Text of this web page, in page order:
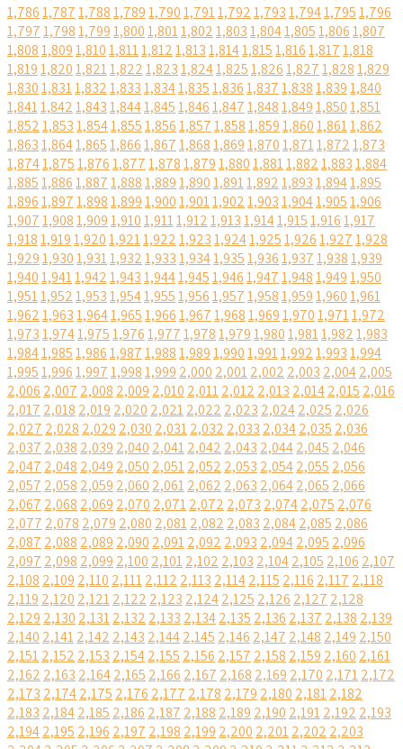
1,7861,7871,7881,7891,7901,7911,7921,7931,7941,7951,796
1,7971,7981,7991,8001,8011,8021,8031,8041,8051,8061,807
1,8081,8091,8101,8111,8121,8131,8141,8151,8161,8171,818
1,8191,8201,8211,8221,8231,8241,8251,8261,8271,8281,829
1,8301,8311,8321,8331,8341,8351,8361,8371,8381,8391,840
1,8411,8421,8431,8441,8451,8461,8471,8481,8491,8501,851
1,8521,8531,8541,8551,8561,8571,8581,8591,8601,8611,862
1,8631,8641,8651,8661,8671,8681,8691,8701,8711,8721,873
1,8741,8751,8761,8771,8781,8791,8801,8811,8821,8831,884
1,8851,8861,8871,8881,8891,8901,8911,8921,8931,8941,895
1,8961,8971,8981,8991,9001,9011,9021,9031,9041,9051,906
1,9071,9081,9091,9101,9111,9121,9131,9141,9151,9161,917
1,9181,9191,9201,9211,9221,9231,9241,9251,9261,9271,928
1,9291,9301,9311,9321,9331,9341,9351,9361,9371,9381,939
1,9401,9411,9421,9431,9441,9451,9461,9471,9481,9491,950
1,9511,9521,9531,9541,9551,9561,9571,9581,9591,9601,961
1,9621,9631,9641,9651,9661,9671,9681,9691,9701,9711,972
1,9731,9741,9751,9761,9771,9781,9791,9801,9811,9821,983
1,9841,9851,9861,9871,9881,9891,9901,9911,9921,9931,994
1,9951,9961,9971,9981,999 2,000 2,0012,002 2,003 2,0042,005
2,006 2,007 2,008 2,009 2,010 2,0112,012 2,013 2,0142,015 2,016
2,017 2,018 2,019 2,020 2,0212,022 2,023 2,0242,025 2,026
2,027 2,028 2,029 2,030 2,0312,032 2,033 2,0342,035 2,036
2,037 2,038 2,039 2,040 2,0412,042 2,043 2,0442,045 2,046
2,047 2,048 2,049 2,050 2,0512,052 2,053 2,0542,055 2,056
2,057 2,058 2,059 2,060 2,0612,062 2,063 2,0642,065 2,066
2,067 2,068 2,069 2,070 2,0712,072 2,073 2,0742,075 2,076
2,077 2,078 2,079 2,080 2,0812,082 2,083 2,0842,085 2,086
2,087 2,088 2,089 2,090 2,0912,092 2,093 2,0942,095 2,096
2,097 2,098 2,099 2,100 2,1012,102 2,103 2,1042,105 2,106 2,107
2,108 2,109 2,110 2,1112,112 2,113 2,1142,115 2,116 2,117 2,118
2,119 2,120 2,1212,122 2,123 2,1242,125 2,126 2,127 2,128
2,129 2,130 2,1312,132 2,133 2,1342,135 2,136 2,137 2,138 2,139
2,140 2,1412,142 2,143 2,1442,145 2,146 2,147 2,148 2,149 2,150
2,1512,152 2,153 2,1542,155 2,156 2,157 2,158 2,159 2,160 2,161
2,162 2,163 2,1642,165 2,166 2,167 2,168 2,169 2,170 2,1712,172
2,173 2,1742,175 2,176 2,177 2,178 2,179 2,180 2,1812,182
2,183 2,1842,185 2,186 2,187 2,188 2,189 2,190 2,1912,192 2,193
2,1942,195 2,196 2,197 2,198 2,199 2,200 2,2012,202 2,203